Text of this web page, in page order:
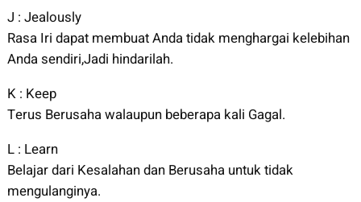
J : Jealously
Rasa Iri dapat membuat Anda tidak menghargai kelebihan
Anda sendiri,Jadi hindarilah.
K : Keep
Terus Berusaha walaupun beberapa kali Gagal.
L : Learn
Belajar dari Kesalahan dan Berusaha untuk tidak
mengulanginya.